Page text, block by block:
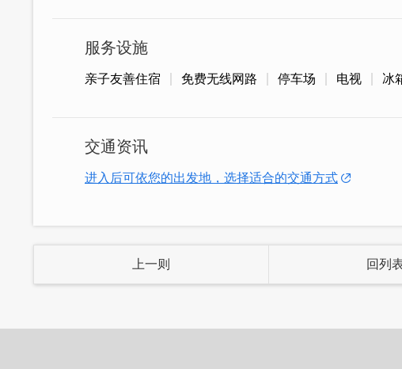
日的烦忧抛诸脑後，尽情地享受在「静巷八号民宿
服务设施
亲子友善住宿 免费无线网路 停车场 电视 冰
交通资讯
进入后可依您的出发地，选择适合的交通方式
上一则 回列